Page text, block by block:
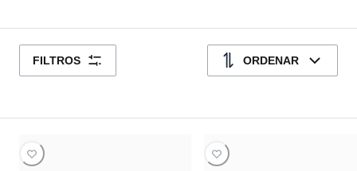
FILTROS ORDENAR